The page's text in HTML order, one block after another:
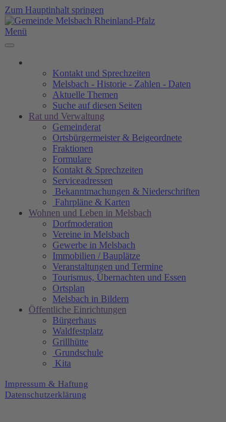
Zum Hauptinhalt springen
Menü
Kontakt und Sprechzeiten
Melsbach - Historie - Zahlen - Daten
Aktuelle Themen
Suche auf diesen Seiten
Rat und Verwaltung
Gemeinderat
Ortsbürgermeister & Beigeordnete
Fraktionen
Formulare
Kontakt & Sprechzeiten
Serviceadressen
Bekanntmachungen & Niederschriften
Fahrpläne & Karten
Wohnen und Leben in Melsbach
Dorfmoderation
Vereine in Melsbach
Gewerbe in Melsbach
Immobilien / Bauplätze
Veranstaltungen und Termine
Tourismus, Übernachten und Essen
Ortsplan
Melsbach in Bildern
Öffentliche Einrichtungen
Bürgerhaus
Waldfestplatz
Grillhütte
Grundschule
Kita
Impressum & Haftung
Datenschutzerklärung